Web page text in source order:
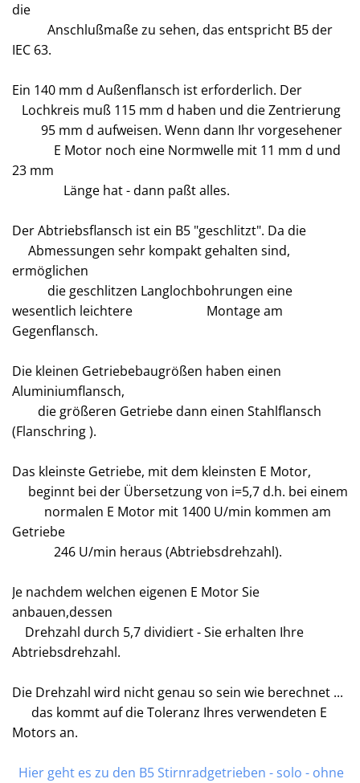
die
Anschlußmaße zu sehen, das entspricht B5 der
IEC 63.
Ein 140 mm d Außenflansch ist erforderlich. Der
Lochkreis muß 115 mm d haben und die Zentrierung
95 mm d aufweisen. Wenn dann Ihr vorgesehener
E Motor noch eine Normwelle mit 11 mm d und
23 mm
Länge hat - dann paßt alles.
Der Abtriebsflansch ist ein B5 "geschlitzt". Da die
Abmessungen sehr kompakt gehalten sind,
ermöglichen
die geschlitzen Langlochbohrungen eine
wesentlich leichtere Montage am
Gegenflansch.
Die kleinen Getriebebaugrößen haben einen
Aluminiumflansch,
die größeren Getriebe dann einen Stahlflansch
(Flanschring ).
Das kleinste Getriebe, mit dem kleinsten E Motor,
beginnt bei der Übersetzung von i=5,7 d.h. bei einem
normalen E Motor mit 1400 U/min kommen am
Getriebe
246 U/min heraus (Abtriebsdrehzahl).
Je nachdem welchen eigenen E Motor Sie
anbauen,dessen
Drehzahl durch 5,7 dividiert - Sie erhalten Ihre
Abtriebsdrehzahl.
Die Drehzahl wird nicht genau so sein wie berechnet ...
das kommt auf die Toleranz Ihres verwendeten E
Motors an.
Hier geht es zu den B5 Stirnradgetrieben - solo - ohne